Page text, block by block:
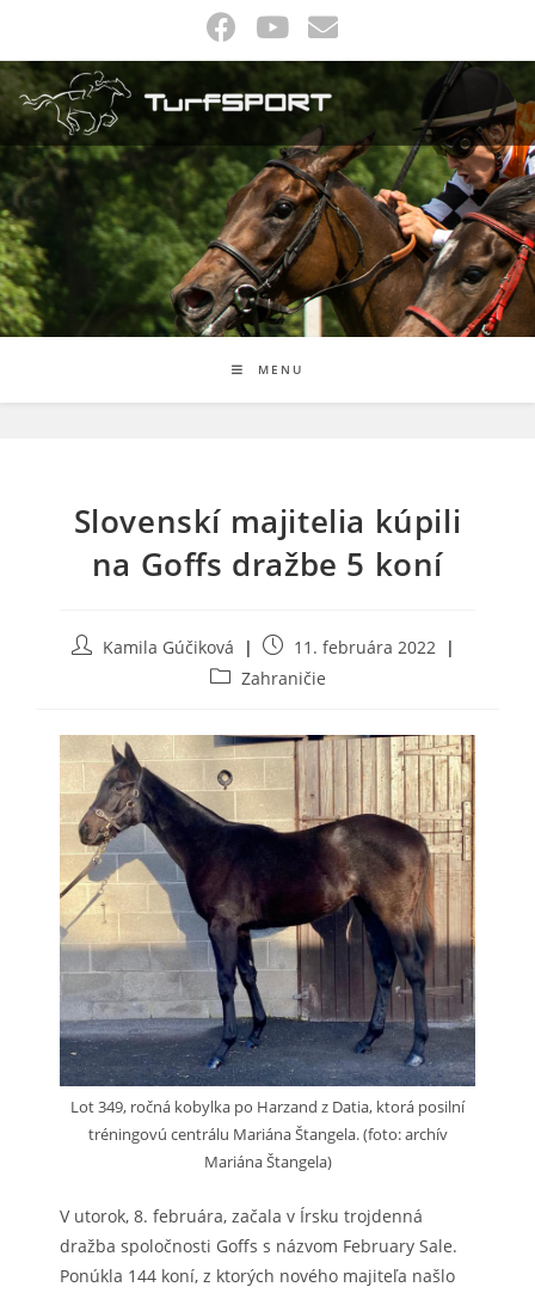
content
MENU
Slovenskí majitelia kúpili
na Goffs dražbe 5 koní
Post Kamila Gúčiková
Post
published:
11. februára 2022
PostZahraničie
Lot 349, ročná kobylka po Harzand z Datia, ktorá posilní
tréningovú centrálu Mariána Štangela. (foto: archív
Mariána Štangela)
V utorok, 8. februára, začala v Írsku trojdenná
dražba spoločnosti Goffs s názvom February Sale.
Ponúkla 144 koní, z ktorých nového majiteľa našlo